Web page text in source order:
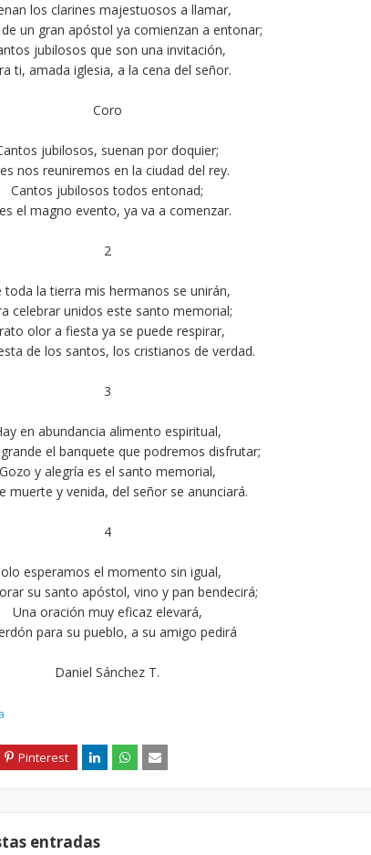
los clarines majestuosos a llamar,
un gran apóstol ya comienzan a entonar;
jubilosos que son una invitación,
ti, amada iglesia, a la cena del señor.
Coro
jubilosos, suenan por doquier;
nos reuniremos en la ciudad del rey.
Cantos jubilosos todos entonad;
el magno evento, ya va a comenzar.
2
toda la tierra mis hermanos se unirán,
celebrar unidos este santo memorial;
olor a fiesta ya se puede respirar,
de los santos, los cristianos de verdad.
3
en abundancia alimento espiritual,
el banquete que podremos disfrutar;
Gozo y alegría es el santo memorial,
muerte y venida, del señor se anunciará.
4
esperamos el momento sin igual,
su santo apóstol, vino y pan bendecirá;
Una oración muy eficaz elevará,
para su pueblo, a su amigo pedirá
Daniel Sánchez T.
entradas